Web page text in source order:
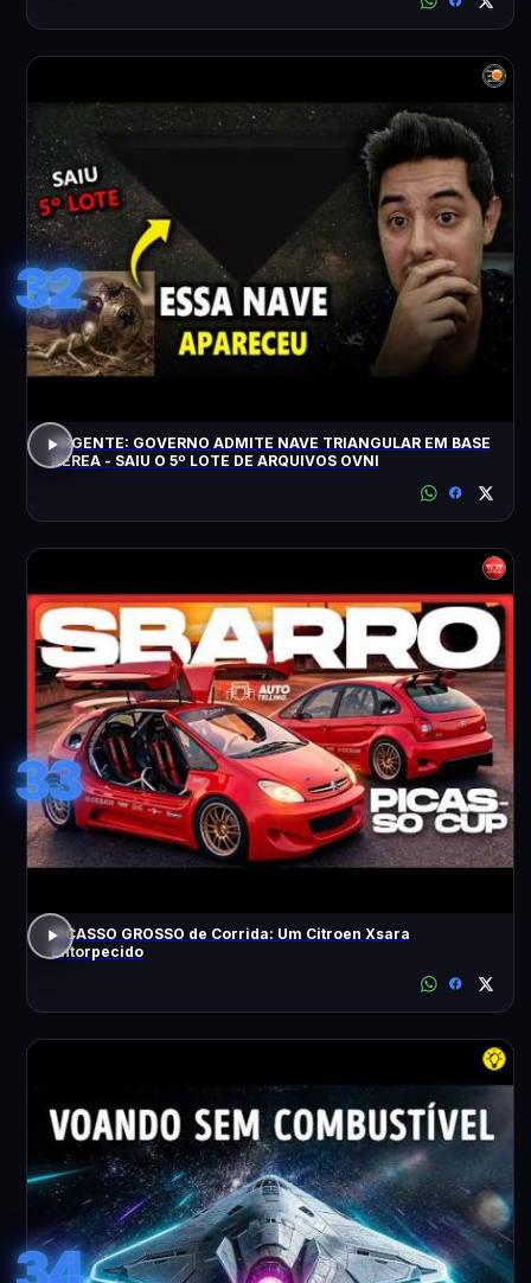
32
URGENTE: GOVERNO ADMITE NAVE TRIANGULAR EM BASE
AÉREA - SAIU O 5º LOTE DE ARQUIVOS OVNI
33
PICASSO GROSSO de Corrida: Um Citroen Xsara
Entorpecido